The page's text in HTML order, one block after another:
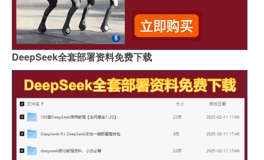
DeepSeek全套部署资料免费下载